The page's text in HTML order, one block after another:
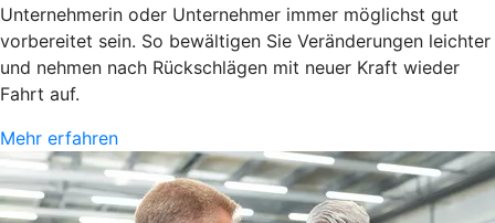
Unternehmerin oder Unternehmer immer möglichst gut
vorbereitet sein. So bewältigen Sie Veränderungen leichter
und nehmen nach Rückschlägen mit neuer Kraft wieder
Fahrt auf.
Mehr erfahren